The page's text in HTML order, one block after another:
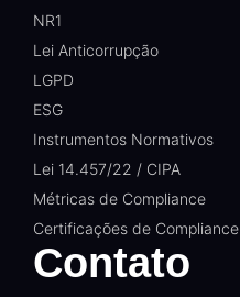
NR1
Lei Anticorrupção
LGPD
ESG
Instrumentos Normativos
Lei 14.457/22 / CIPA
Métricas de Compliance
Certificações de Compliance
Contato